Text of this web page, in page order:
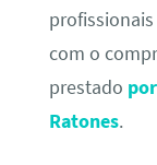
com o
prestado
Ratones.